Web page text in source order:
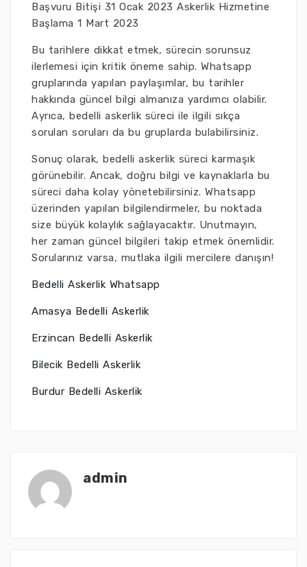
Başvuru Bitişi 31 Ocak 2023 Askerlik Hizmetine
Başlama 1 Mart 2023
Bu tarihlere dikkat etmek, sürecin sorunsuz
ilerlemesi için kritik öneme sahip. Whatsapp
gruplarında yapılan paylaşımlar, bu tarihler
hakkında güncel bilgi almanıza yardımcı olabilir.
Ayrıca, bedelli askerlik süreci ile ilgili sıkça
sorulan soruları da bu gruplarda bulabilirsiniz.
Sonuç olarak, bedelli askerlik süreci karmaşık
görünebilir. Ancak, doğru bilgi ve kaynaklarla bu
süreci daha kolay yönetebilirsiniz. Whatsapp
üzerinden yapılan bilgilendirmeler, bu noktada
size büyük kolaylık sağlayacaktır. Unutmayın,
her zaman güncel bilgileri takip etmek önemlidir.
Sorularınız varsa, mutlaka ilgili mercilere danışın!
Bedelli Askerlik Whatsapp
Amasya Bedelli Askerlik
Erzincan Bedelli Askerlik
Bilecik Bedelli Askerlik
Burdur Bedelli Askerlik
admin